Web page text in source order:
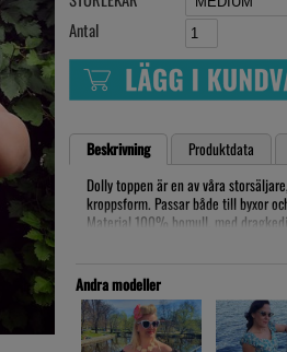
Antal
Beskrivning Produktdata
Dolly toppen är en av våra
kroppsform. Passar både till byxor
Material 100% bomull, med
Måttlista
SMALL
Andra modeller